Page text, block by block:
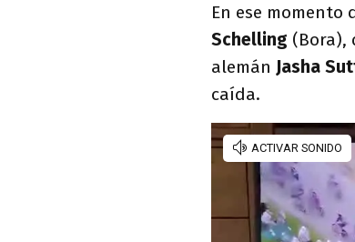
En ese
Schelling (Bora),
alemán Jasha
caída.